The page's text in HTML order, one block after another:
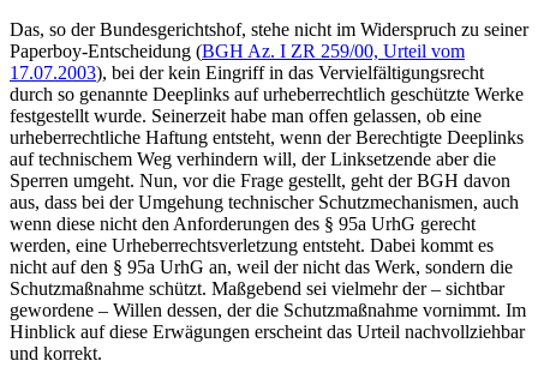
Das, so der Bundesgerichtshof, stehe nicht im Widerspruch zu seiner
Paperboy-Entscheidung (BGH Az. I ZR 259/00, Urteil vom
17.07.2003), bei der kein Eingriff in das Vervielfältigungsrecht
durch so genannte Deeplinks auf urheberrechtlich geschützte Werke
festgestellt wurde. Seinerzeit habe man offen gelassen, ob eine
urheberrechtliche Haftung entsteht, wenn der Berechtigte Deeplinks
auf technischem Weg verhindern will, der Linksetzende aber die
Sperren umgeht. Nun, vor die Frage gestellt, geht der BGH davon
aus, dass bei der Umgehung technischer Schutzmechanismen, auch
wenn diese nicht den Anforderungen des § 95a UrhG gerecht
werden, eine Urheberrechtsverletzung entsteht. Dabei kommt es
nicht auf den § 95a UrhG an, weil der nicht das Werk, sondern die
Schutzmaßnahme schützt. Maßgebend sei vielmehr der – sichtbar
gewordene – Willen dessen, der die Schutzmaßnahme vornimmt. Im
Hinblick auf diese Erwägungen erscheint das Urteil nachvollziehbar
und korrekt.